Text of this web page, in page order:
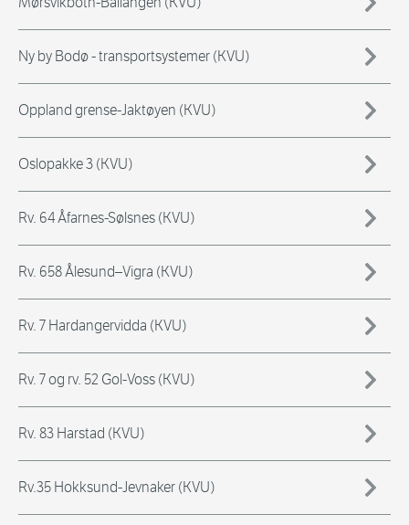
Ny by Bodø - transportsystemer (KVU)
Oppland grense-Jaktøyen (KVU)
Oslopakke 3 (KVU)
Rv. 64 Åfarnes-Sølsnes (KVU)
Rv. 658 Ålesund–Vigra (KVU)
Rv. 7 Hardangervidda (KVU)
Rv. 7 og rv. 52 Gol-Voss (KVU)
Rv. 83 Harstad (KVU)
Rv.35 Hokksund-Jevnaker (KVU)